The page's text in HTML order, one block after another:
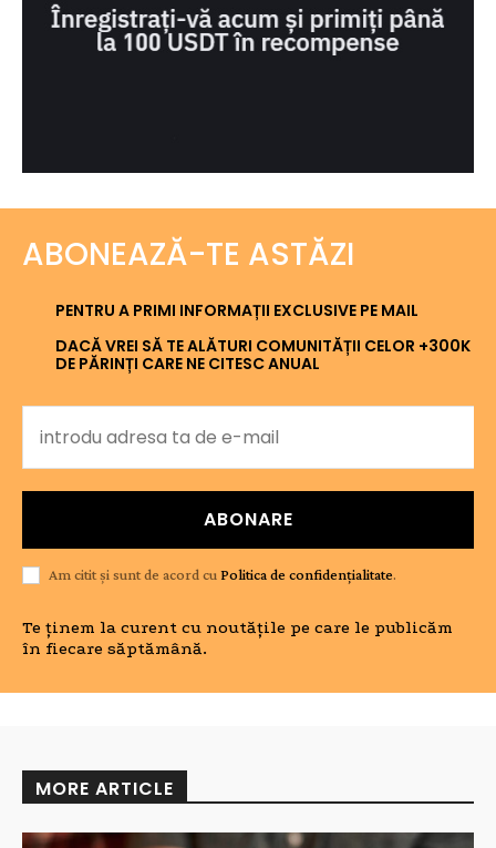
ABONEAZĂ-TE ASTĂZI
PENTRU A PRIMI INFORMAȚII EXCLUSIVE PE MAIL
DACĂ VREI SĂ TE ALĂTURI COMUNITĂȚII CELOR +300K
DE PĂRINȚI CARE NE CITESC ANUAL
ABONARE
Am citit și sunt de acord cu Politica de confidențialitate.
Te ținem la curent cu noutățile pe care le publicăm
în fiecare săptămână.
MORE ARTICLE